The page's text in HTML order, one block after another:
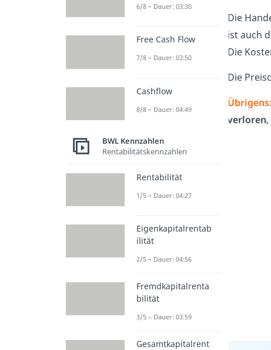
Die
ist auch
Die
Die
Übrigens:
verloren
6/8 – Dauer: 03:30
Free Cash Flow
7/8 – Dauer: 03:50
Cashflow
8/8 – Dauer: 04:49
BWL Kennzahlen
Rentabilitätskennzahlen
Rentabilität
1/5 – Dauer: 04:27
Eigenkapitalrentab
ilität
2/5 – Dauer: 04:56
Fremdkapitalrenta
bilität
3/5 – Dauer: 03:59
Gesamtkapitalrent